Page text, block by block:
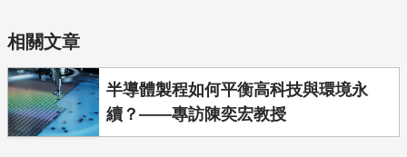
相關文章
半導體製程如何平衡高科技與環境永
續？——專訪陳奕宏教授